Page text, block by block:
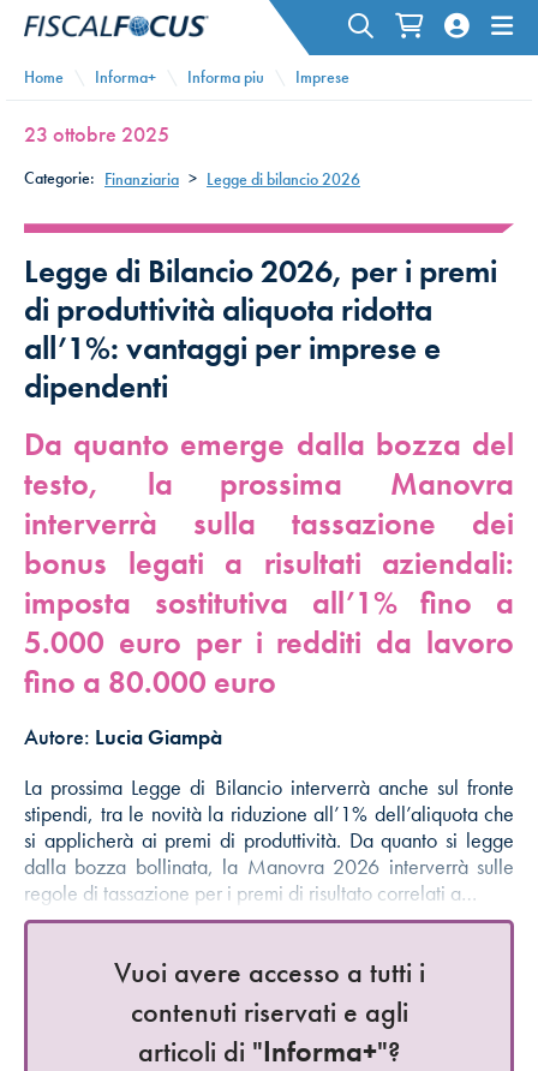
Home Informa+ Informa piu Imprese
23 ottobre 2025
Categorie: Finanziaria > Legge di bilancio 2026
Legge di Bilancio 2026, per i premi
di produttività aliquota ridotta
all’1%: vantaggi per imprese e
dipendenti
Da quanto emerge dalla bozza del
testo, la prossima Manovra
interverrà sulla tassazione dei
bonus legati a risultati aziendali:
imposta sostitutiva all’1% fino a
5.000 euro per i redditi da lavoro
fino a 80.000 euro
Autore: Lucia Giampà
La prossima Legge di Bilancio interverrà anche sul fronte
stipendi, tra le novità la riduzione all’1% dell’aliquota che
si applicherà ai premi di produttività. Da quanto si legge
dalla bozza bollinata, la Manovra 2026 interverrà sulle
regole di tassazione per i premi di risultato correlati a…
Vuoi avere accesso a tutti i
contenuti riservati e agli
articoli di "Informa+"?